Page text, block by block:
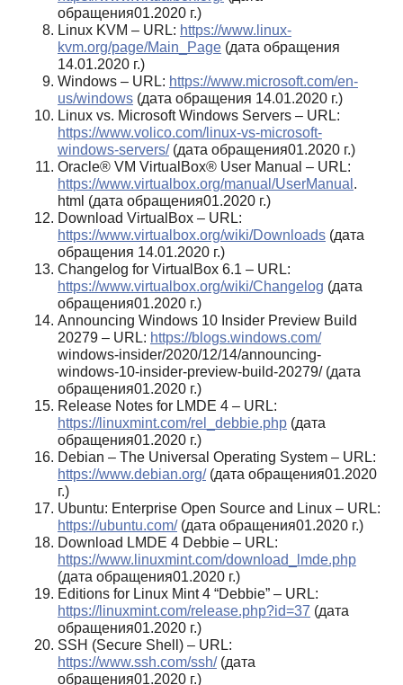
обращения01.2020 г.)
Linux KVM – URL: https://www.linux-
kvm.org/page/Main_Page (дата обращения
14.01.2020 г.)
Windows – URL: https://www.microsoft.com/en-
us/windows (дата обращения 14.01.2020 г.)
Linux vs. Microsoft Windows Servers – URL:
https://www.volico.com/linux-vs-microsoft-
windows-servers/(дата обращения01.2020 г.)
Oracle® VM VirtualBox® User Manual – URL:
https://www.virtualbox.org/manual/UserManual .
html (дата обращения01.2020 г.)
Download VirtualBox – URL:
https://www.virtualbox.org/wiki/Downloads (дата
обращения 14.01.2020 г.)
Changelog for VirtualBox 6.1 – URL:
https://www.virtualbox.org/wiki/Changelog (дата
обращения01.2020 г.)
Announcing Windows 10 Insider Preview Build
20279 – URL: https://blogs.windows.com/
windows-insider/2020/12/14/announcing-
windows-10-insider-preview-build-20279/ (дата
обращения01.2020 г.)
Release Notes for LMDE 4 – URL:
https://linuxmint.com/rel_debbie.php (дата
обращения01.2020 г.)
Debian – The Universal Operating System – URL:
https://www.debian.org/(дата обращения01.2020
г.)
Ubuntu: Enterprise Open Source and Linux – URL:
https://ubuntu.com/(дата обращения01.2020 г.)
Download LMDE 4 Debbie – URL:
https://www.linuxmint.com/download_lmde.php
(дата обращения01.2020 г.)
Editions for Linux Mint 4 “Debbie” – URL:
https://linuxmint.com/release.php?id=37 (дата
обращения01.2020 г.)
SSH (Secure Shell) – URL:
https://www.ssh.com/ssh/(дата
обращения01.2020 г.)